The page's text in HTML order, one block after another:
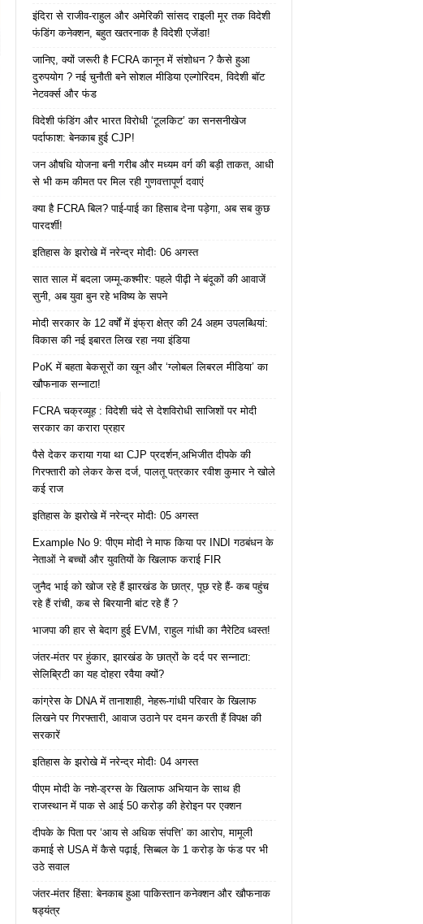
इंदिरा से राजीव-राहुल और अमेरिकी सांसद राइली मूर तक विदेशी
फंडिंग कनेक्शन, बहुत खतरनाक है विदेशी एजेंडा!
जानिए, क्यों जरूरी है FCRA कानून में संशोधन ? कैसे हुआ
दुरुपयोग ? नई चुनौती बने सोशल मीडिया एल्गोरिदम, विदेशी बॉट
नेटवर्क्स और फंड
विदेशी फंडिंग और भारत विरोधी ‘टूलकिट’ का सनसनीखेज
पर्दाफाश: बेनकाब हुई CJP!
जन औषधि योजना बनी गरीब और मध्यम वर्ग की बड़ी ताकत, आधी
से भी कम कीमत पर मिल रही गुणवत्तापूर्ण दवाएं
क्या है FCRA बिल? पाई-पाई का हिसाब देना पड़ेगा, अब सब कुछ
पारदर्शी!
इतिहास के झरोखे में नरेन्द्र मोदीः 06 अगस्त
सात साल में बदला जम्मू-कश्मीर: पहले पीढ़ी ने बंदूकों की आवाजें
सुनी, अब युवा बुन रहे भविष्य के सपने
मोदी सरकार के 12 वर्षों में इंफ्रा क्षेत्र की 24 अहम उपलब्धियां:
विकास की नई इबारत लिख रहा नया इंडिया
PoK में बहता बेकसूरों का खून और ‘ग्लोबल लिबरल मीडिया’ का
खौफनाक सन्नाटा!
FCRA चक्रव्यूह : विदेशी चंदे से देशविरोधी साजिशों पर मोदी
सरकार का करारा प्रहार
पैसे देकर कराया गया था CJP प्रदर्शन,अभिजीत दीपके की
गिरफ्तारी को लेकर केस दर्ज, पालतू पत्रकार रवीश कुमार ने खोले
कई राज
इतिहास के झरोखे में नरेन्द्र मोदीः 05 अगस्त
Example No 9: पीएम मोदी ने माफ किया पर INDI गठबंधन के
नेताओं ने बच्चों और युवतियों के खिलाफ कराई FIR
जुनैद भाई को खोज रहे हैं झारखंड के छात्र, पूछ रहे हैं- कब पहुंच
रहे हैं रांची, कब से बिरयानी बांट रहे हैं ?
भाजपा की हार से बेदाग हुई EVM, राहुल गांधी का नैरेटिव ध्वस्त!
जंतर-मंतर पर हुंकार, झारखंड के छात्रों के दर्द पर सन्नाटा:
सेलिब्रिटी का यह दोहरा रवैया क्यों?
कांग्रेस के DNA में तानाशाही, नेहरू-गांधी परिवार के खिलाफ
लिखने पर गिरफ्तारी, आवाज उठाने पर दमन करती हैं विपक्ष की
सरकारें
इतिहास के झरोखे में नरेन्द्र मोदीः 04 अगस्त
पीएम मोदी के नशे-ड्रग्स के खिलाफ अभियान के साथ ही
राजस्थान में पाक से आई 50 करोड़ की हेरोइन पर एक्शन
दीपके के पिता पर ‘आय से अधिक संपत्ति’ का आरोप, मामूली
कमाई से USA में कैसे पढ़ाई, सिब्बल के 1 करोड़ के फंड पर भी
उठे सवाल
जंतर-मंतर हिंसा: बेनकाब हुआ पाकिस्तान कनेक्शन और खौफनाक
षड्यंत्र